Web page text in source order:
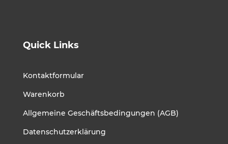
Quick Links
Kontaktformular
Warenkorb
Allgemeine Geschäftsbedingungen (AGB)
Datenschutzerklärung